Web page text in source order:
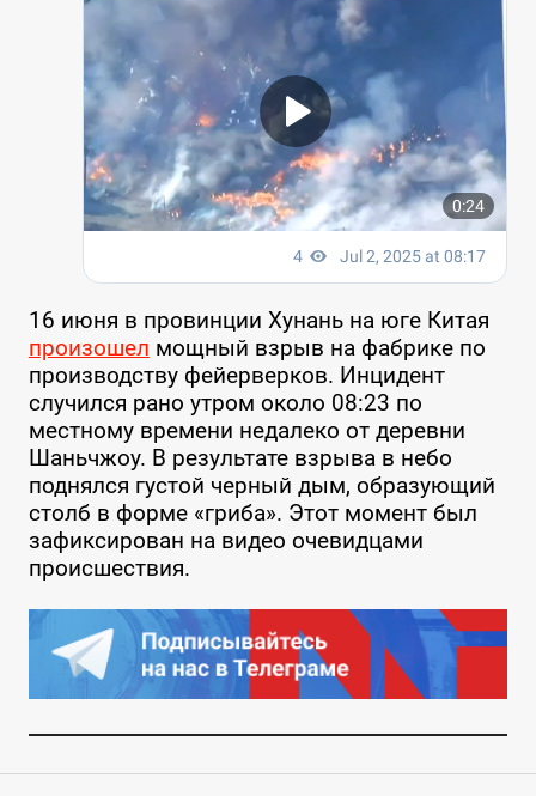
16 июня в провинции Хунань на юге Китая
произошел мощный взрыв на фабрике по
производству фейерверков. Инцидент
случился рано утром около 08:23 по
местному времени недалеко от деревни
Шаньчжоу. В результате взрыва в небо
поднялся густой черный дым, образующий
столб в форме «гриба». Этот момент был
зафиксирован на видео очевидцами
происшествия.